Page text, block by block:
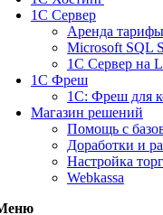
1С Сервер
Аренда тарифы
Microsoft SQL
1С Сервер на
1С Фреш
1С: Фреш для
Магазин решений
Помощь с
Доработки и
Настройка
Webkassa